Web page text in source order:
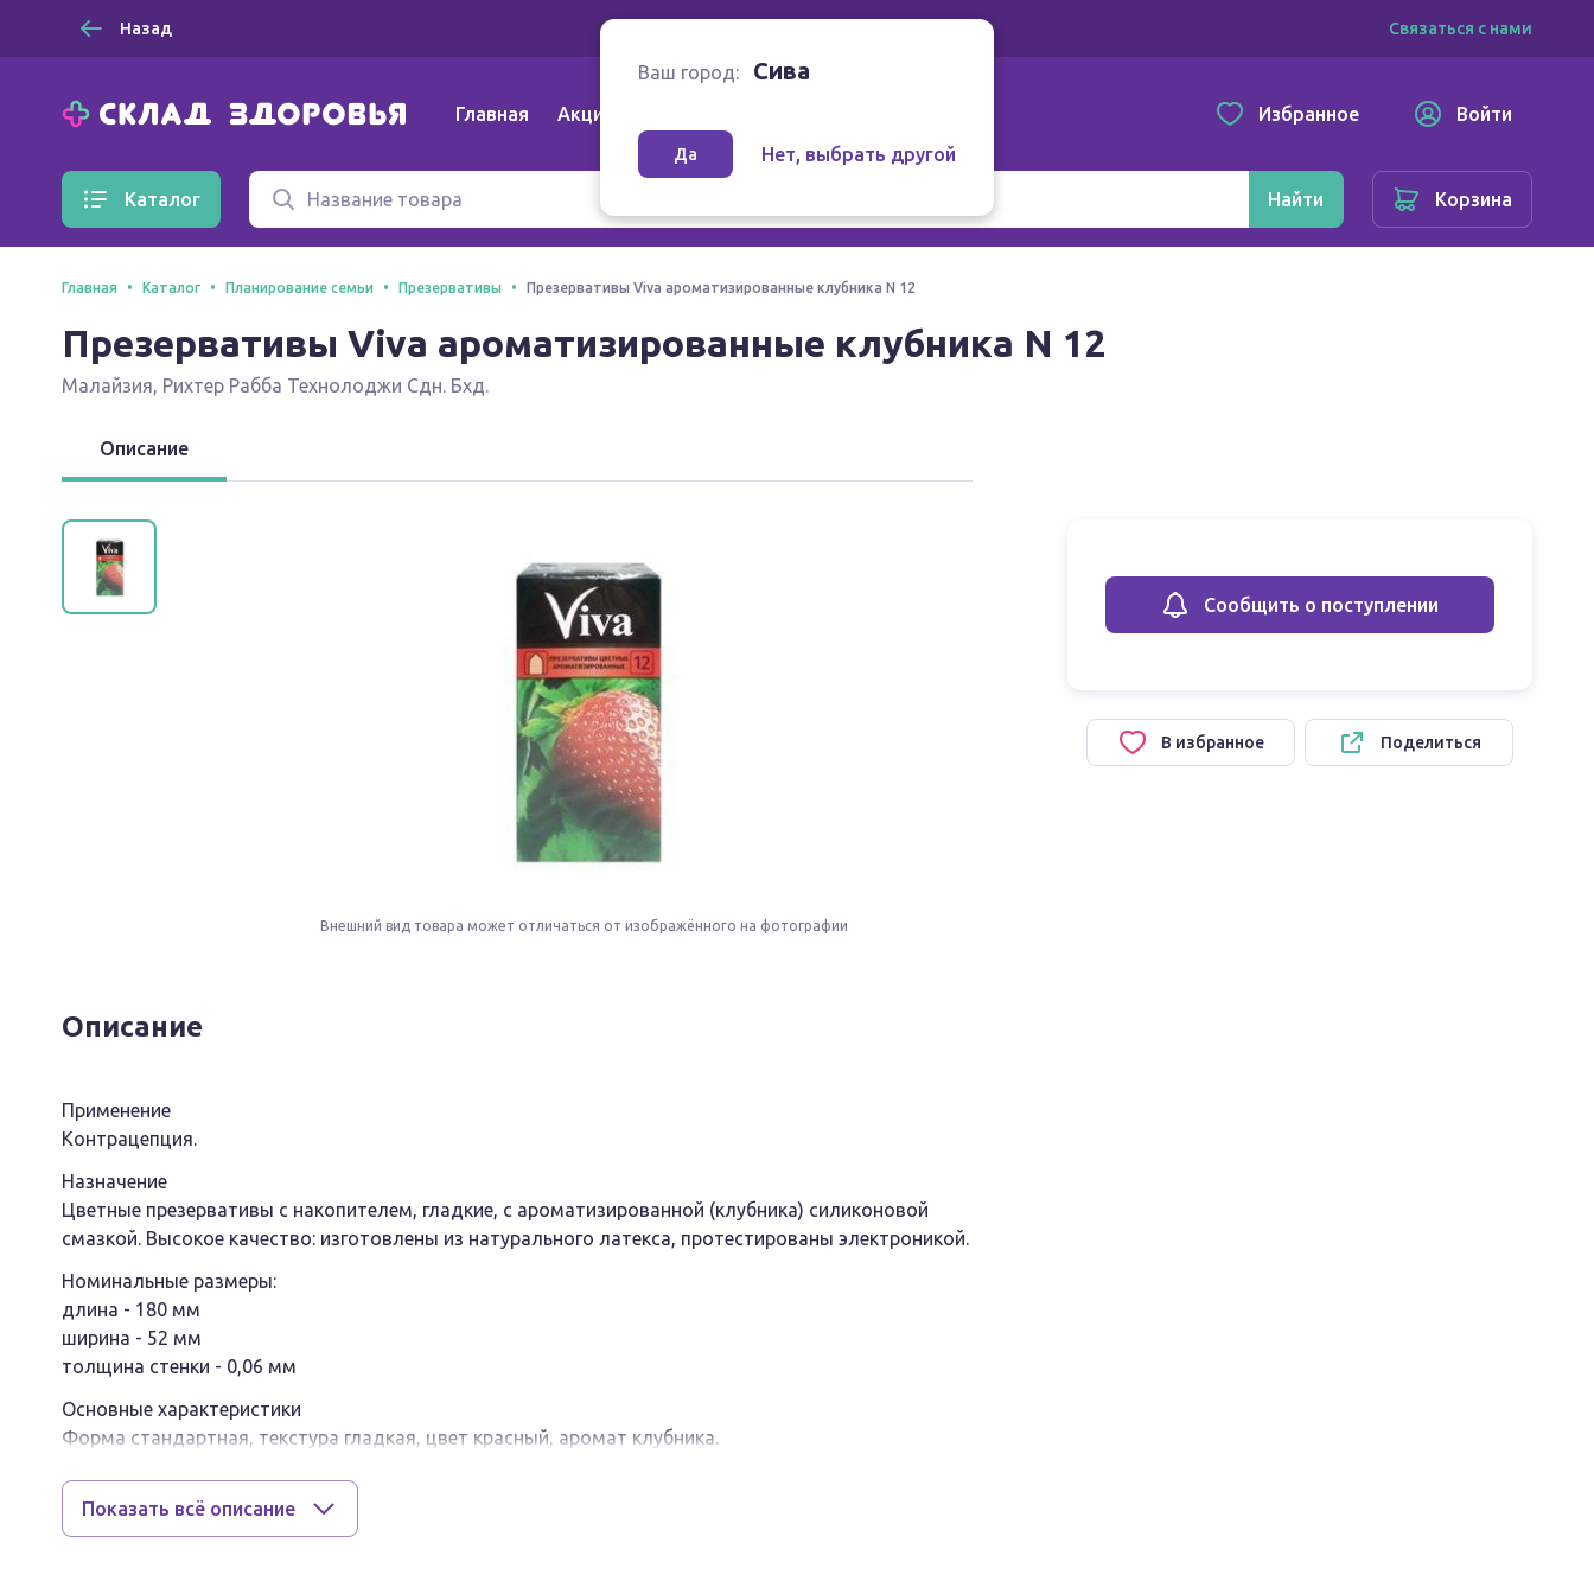
Назад Связаться с нами
Главная Акции Избранное Войти
Каталог Найти Корзина
Ваш город: Сива
Да Нет, выбрать другой
Главная Каталог Планирование семьи Презервативы Презервативы Viva ароматизированные клубника N 12
Презервативы Viva ароматизированные клубника N 12
Малайзия, Рихтер Рабба Технолоджи Сдн. Бхд.
Описание
Внешний вид товара может отличаться от изображённого на фотографии
Сообщить о поступлении
В избранное Поделиться
Описание
Применение
Контрацепция.
Назначение
Цветные презервативы с накопителем, гладкие, с ароматизированной (клубника) силиконовой
смазкой. Высокое качество: изготовлены из натурального латекса, протестированы электроникой.
Номинальные размеры:
длина - 180 мм
ширина - 52 мм
толщина стенки - 0,06 мм
Основные характеристики
Форма стандартная, текстура гладкая, цвет красный, аромат клубника.
Описание
Гладкие презервативы красного цвета с накопителем, цилиндрической формы гладкие
ароматизированной силиконовой смазкой. Разнообразьте свою сексуальную жизнь и внесите в неё
Показать всё описание